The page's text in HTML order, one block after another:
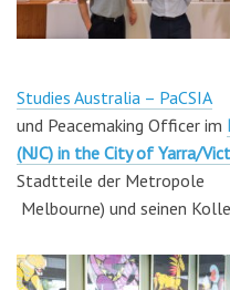
Studies Australia – PaCSIA
und Peacemaking Officer im
(NJC) in the City of Yarra/
Stadtteile der Metropole
Melbourne) und seinen